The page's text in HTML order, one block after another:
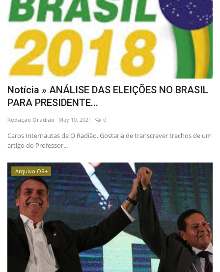
Notícia » ANÁLISE DAS ELEIÇÕES NO BRASIL
PARA PRESIDENTE...
Redação Oradião May 10, 2021 0
Caros Internautas de O Radião. Gostaria de transcrever trechos de um
artigo do Professor...
Arquivo OR+